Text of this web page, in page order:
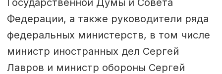
Федерации, а также руководители ряда
федеральных министерств, в том числе
министр иностранных дел Сергей
Лавров и министр обороны Сергей